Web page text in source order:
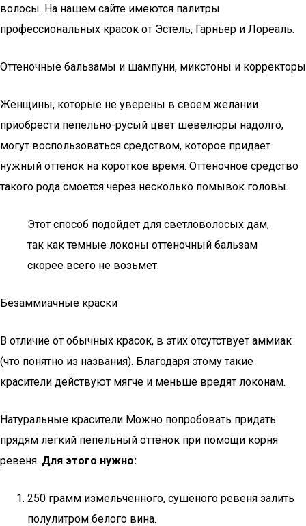
волосы. На нашем сайте имеются палитры
профессиональных красок от Эстель, Гарньер и Лореаль.
Оттеночные бальзамы и шампуни, микстоны и корректоры
Женщины, которые не уверены в своем желании
приобрести пепельно-русый цвет шевелюры надолго,
могут воспользоваться средством, которое придает
нужный оттенок на короткое время. Оттеночное средство
такого рода смоется через несколько помывок головы.
Этот способ подойдет для светловолосых дам,
так как темные локоны оттеночный бальзам
скорее всего не возьмет.
Безаммиачные краски
В отличие от обычных красок, в этих отсутствует аммиак
(что понятно из названия). Благодаря этому такие
красители действуют мягче и меньше вредят локонам.
Натуральные красители Можно попробовать придать
прядям легкий пепельный оттенок при помощи корня
ревеня. Для этого нужно:
250 грамм измельченного, сушеного ревеня залить
полулитром белого вина.